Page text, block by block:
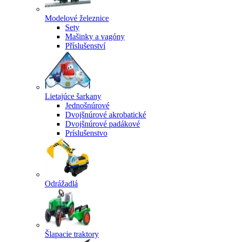
Modelové železnice
Sety
Mašinky a vagóny
Příslušenství
Lietajúce šarkany
Jednošnúrové
Dvojšnúrové akrobatické
Dvojšnúrové padákové
Príslušenstvo
Odrážadlá
Šlapacie traktory